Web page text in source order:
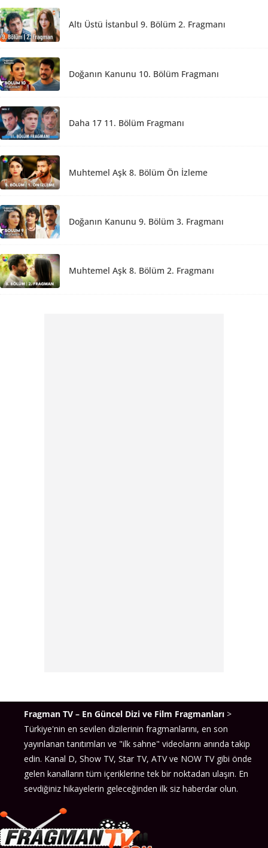
Altı Üstü İstanbul 9. Bölüm 2. Fragmanı
Doğanın Kanunu 10. Bölüm Fragmanı
Daha 17 11. Bölüm Fragmanı
Muhtemel Aşk 8. Bölüm Ön İzleme
Doğanın Kanunu 9. Bölüm 3. Fragmanı
Muhtemel Aşk 8. Bölüm 2. Fragmanı
Fragman TV – En Güncel Dizi ve Film Fragmanları >
Türkiye'nin en sevilen dizilerinin fragmanlarını, en son
yayınlanan tanıtımları ve "ilk sahne" videolarını anında takip
edin. Kanal D, Show TV, Star TV, ATV ve NOW TV gibi önde
gelen kanalların tüm içeriklerine tek bir noktadan ulaşın. En
sevdiğiniz hikayelerin geleceğinden ilk siz haberdar olun.